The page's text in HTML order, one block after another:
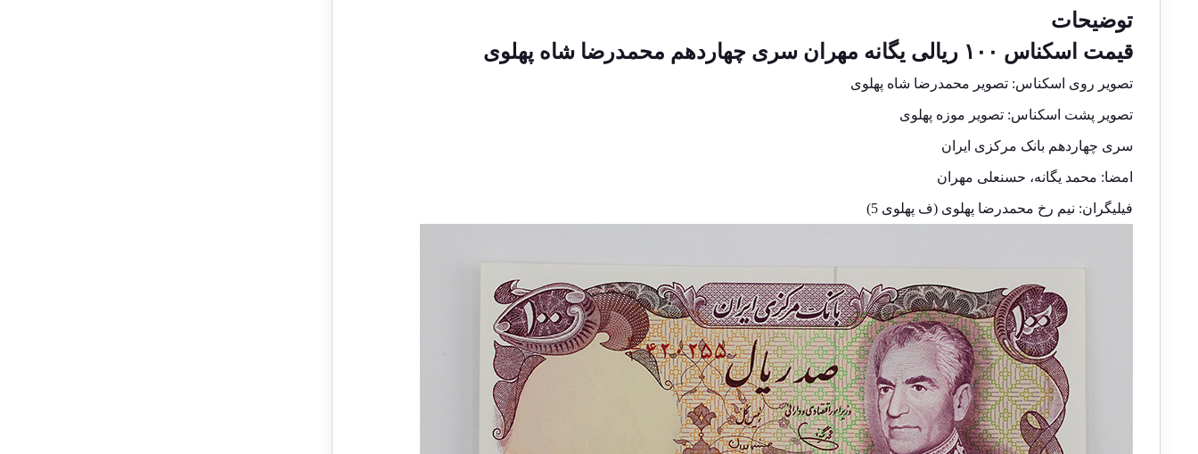
توضیحات
قیمت اسکناس ۱۰۰ ریالی یگانه مهران سری چهاردهم محمدرضا شاه پهلوی
تصویر روی اسکناس: تصویر محمدرضا شاه پهلوی
تصویر پشت اسکناس: تصویر موزه پهلوی
سری چهاردهم بانک مرکزی ایران
امضا: محمد یگانه، حسنعلی مهران
فیلیگران: نیم رخ محمدرضا پهلوی (ف پهلوی 5)